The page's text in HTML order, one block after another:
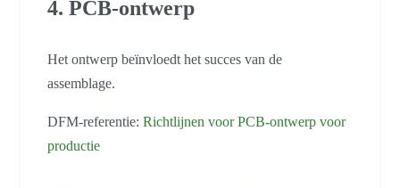
4. PCB-ontwerp
Het ontwerp beïnvloedt het succes van de
assemblage.
DFM-referentie: Richtlijnen voor PCB-ontwerp voor
productie